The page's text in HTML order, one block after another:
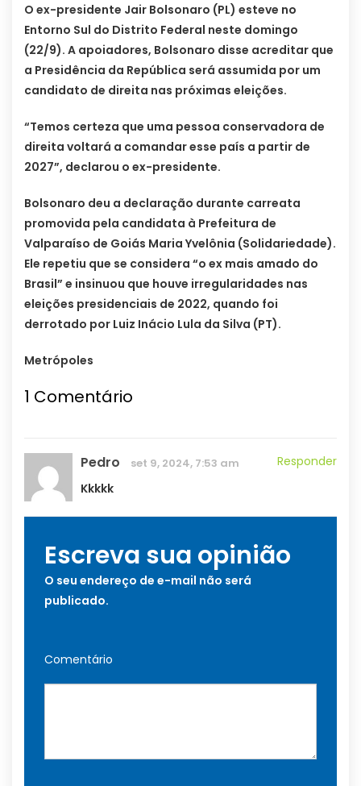
O ex-presidente Jair Bolsonaro (PL) esteve no
Entorno Sul do Distrito Federal neste domingo
(22/9). A apoiadores, Bolsonaro disse acreditar que
a Presidência da República será assumida por um
candidato de direita nas próximas eleições.
“Temos certeza que uma pessoa conservadora de
direita voltará a comandar esse país a partir de
2027”, declarou o ex-presidente.
Bolsonaro deu a declaração durante carreata
promovida pela candidata à Prefeitura de
Valparaíso de Goiás Maria Yvelônia (Solidariedade).
Ele repetiu que se considera “o ex mais amado do
Brasil” e insinuou que houve irregularidades nas
eleições presidenciais de 2022, quando foi
derrotado por Luiz Inácio Lula da Silva (PT).
Metrópoles
1 Comentário
Pedro set 9, 2024, 7:53 am
Responder
Kkkkk
Escreva sua opinião
O seu endereço de e-mail não será
publicado.
Comentário